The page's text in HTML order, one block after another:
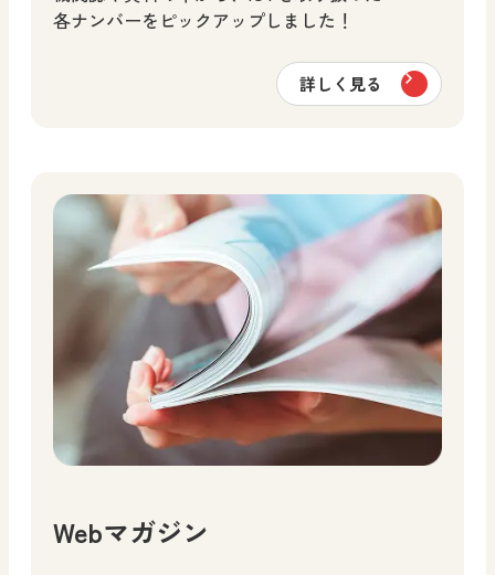
各ナンバーをピックアップしました！
詳しく見る
Webマガジン